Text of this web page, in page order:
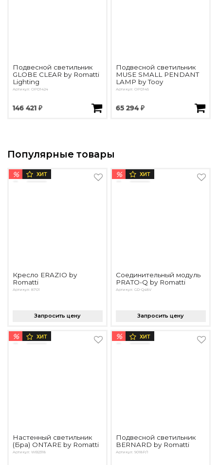
Подвесной светильник
GLOBE CLEAR by Romatti
Lighting
Артикул: OPD1424
146 421 ₽
Подвесной светильник
MUSE SMALL PENDANT
LAMP by Tooy
Артикул: OPD145
65 294 ₽
Популярные товары
% ХИТ
Кресло ERAZIO by
Romatti
Артикул: 8701
Запросить цену
% ХИТ
Соединительный модуль
PRATO-Q by Romatti
Артикул: GD-Q48V
Запросить цену
% ХИТ
Настенный светильник
(Бра) ONTARE by Romatti
Артикул: WB2318
% ХИТ
Подвесной светильник
BERNARD by Romatti
Артикул: 9018P/1